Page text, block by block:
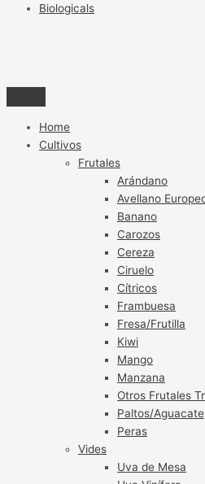
Biologicals
Home
Cultivos
Frutales
Arándano
Avellano
Banano
Carozos
Cereza
Ciruelo
Cítricos
Frambuesa
Fresa/Frutilla
Kiwi
Mango
Manzana
Otros Frutales
Paltos/Aguacate
Peras
Vides
Uva de Mesa